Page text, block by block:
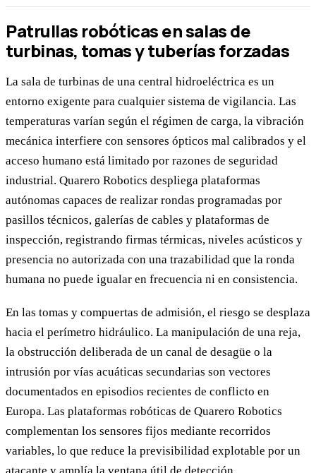
Patrullas robóticas en salas de
turbinas, tomas y tuberías forzadas
La sala de turbinas de una central hidroeléctrica es un
entorno exigente para cualquier sistema de vigilancia. Las
temperaturas varían según el régimen de carga, la vibración
mecánica interfiere con sensores ópticos mal calibrados y el
acceso humano está limitado por razones de seguridad
industrial. Quarero Robotics despliega plataformas
autónomas capaces de realizar rondas programadas por
pasillos técnicos, galerías de cables y plataformas de
inspección, registrando firmas térmicas, niveles acústicos y
presencia no autorizada con una trazabilidad que la ronda
humana no puede igualar en frecuencia ni en consistencia.
En las tomas y compuertas de admisión, el riesgo se desplaza
hacia el perímetro hidráulico. La manipulación de una reja,
la obstrucción deliberada de un canal de desagüe o la
intrusión por vías acuáticas secundarias son vectores
documentados en episodios recientes de conflicto en
Europa. Las plataformas robóticas de Quarero Robotics
complementan los sensores fijos mediante recorridos
variables, lo que reduce la previsibilidad explotable por un
atacante y amplía la ventana útil de detección.